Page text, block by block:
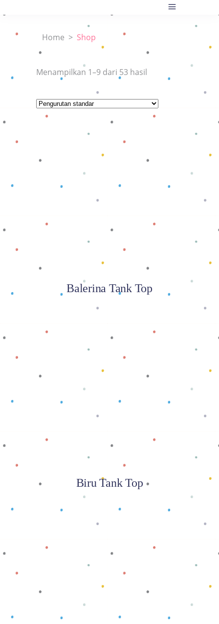
Home > Shop
Menampilkan 1–9 dari 53 hasil
Baca selengkapnya
Balerina Tank Top
Baca selengkapnya
Biru Tank Top
Baca selengkapnya